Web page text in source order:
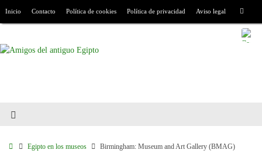
Inicio Contacto Política de cookies Política de privacidad Aviso legal
Egipto en los museos Birmingham: Museum and Art Gallery (BMAG)